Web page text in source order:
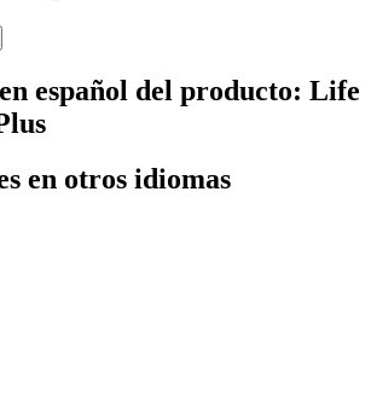
español del producto: Life
en otros idiomas